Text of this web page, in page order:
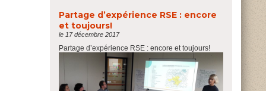
Partage d’expérience RSE : encore
et toujours!
le 17 décembre 2017
Partage d’expérience RSE : encore et toujours!